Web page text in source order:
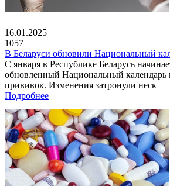
16.01.2025
1057
В Беларуси обновили Национальный
С января в Республике Беларусь
обновленный Национальный календарь
прививок. Изменения затронули неск
Подробнее